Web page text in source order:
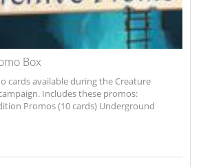
Box
cards available during the Creature
Includes these promos:
Promos (10 cards) Underground